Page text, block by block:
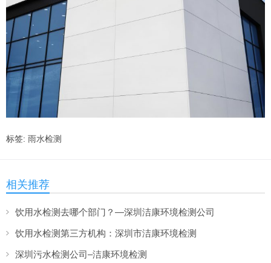
标签: 雨水检测
相关推荐
饮用水检测去哪个部门？—深圳洁康环境检测公司
饮用水检测第三方机构：深圳市洁康环境检测
深圳污水检测公司–洁康环境检测